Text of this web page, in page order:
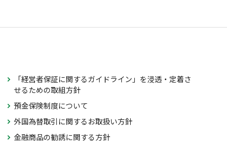
「経営者保証に関するガイドライン」を浸透・定着さ
せるための取組方針
預金保険制度について
外国為替取引に関するお取扱い方針
金融商品の勧誘に関する方針